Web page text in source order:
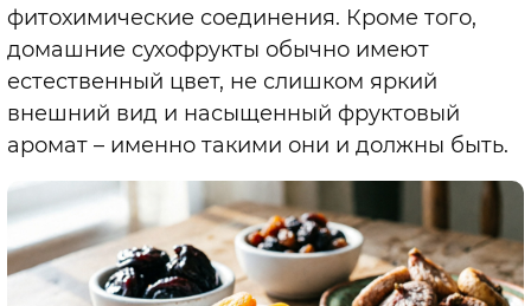
фитохимические соединения. Кроме того,
домашние сухофрукты обычно имеют
естественный цвет, не слишком яркий
внешний вид и насыщенный фруктовый
аромат – именно такими они и должны быть.